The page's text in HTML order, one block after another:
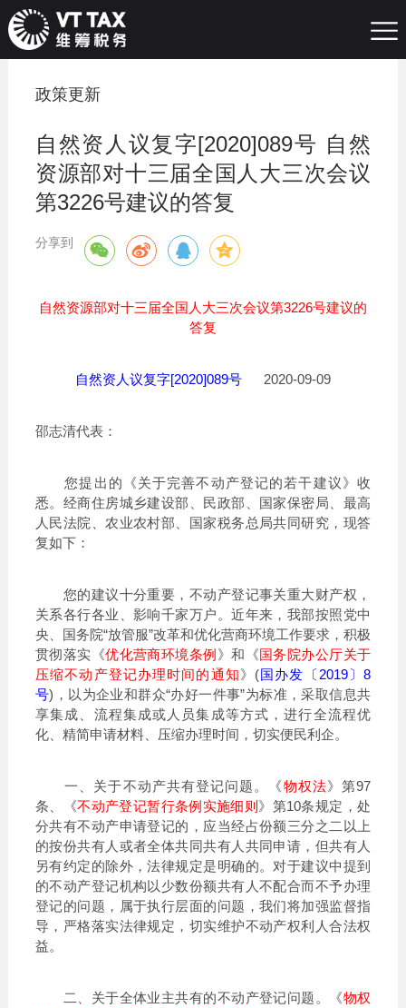
政策更新
自然资人议复字[2020]089号 自然
资源部对十三届全国人大三次会议
第3226号建议的答复
分享到
自然资源部对十三届全国人大三次会议第3226号建议的
答复
自然资人议复字[2020]089号2020-09-09
邵志清代表：
您提出的《关于完善不动产登记的若干建议》收
悉。经商住房城乡建设部、民政部、国家保密局、最高
人民法院、农业农村部、国家税务总局共同研究，现答
复如下：
您的建议十分重要，不动产登记事关重大财产权，
关系各行各业、影响千家万户。近年来，我部按照党中
央、国务院“放管服”改革和优化营商环境工作要求，积极
贯彻落实《优化营商环境条例》和《国务院办公厅关于
压缩不动产登记办理时间的通知》(国办发〔2019〕8
号)，以为企业和群众“办好一件事”为标准，采取信息共
享集成、流程集成或人员集成等方式，进行全流程优
化、精简申请材料、压缩办理时间，切实便民利企。
一、关于不动产共有登记问题。《物权法》第97
条、《不动产登记暂行条例实施细则 》第10条规定，处
分共有不动产申请登记的，应当经占份额三分之二以上
的按份共有人或者全体共同共有人共同申请，但共有人
另有约定的除外，法律规定是明确的。对于建议中提到
的不动产登记机构以少数份额共有人不配合而不予办理
登记的问题，属于执行层面的问题，我们将加强监督指
导，严格落实法律规定，切实维护不动产权利人合法权
益。
二、关于全体业主共有的不动产登记问题。《物权